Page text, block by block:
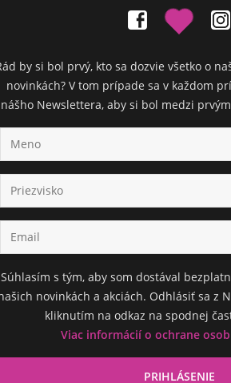
by si bol prvý, kto sa dozvie všetko o
novinkách? V tom prípade sa v každom
nášho Newslettera, aby si bol medzi
Súhlasím s tým, aby som dostával
novinkách a akciách. Odhlásiť sa z
kliknutím na odkaz na spodnej
Viac informácií o ochrane